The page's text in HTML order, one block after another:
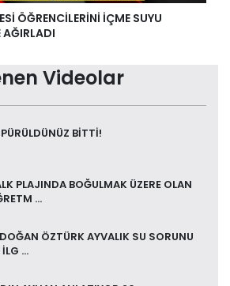
ÖĞRENCİLERİNİ İÇME SUYU
AĞIRLADI
Videolar
BİTTİ!
PLAJINDA BOĞULMAK ÜZERE OLAN
...
ÖZTÜRK AYVALIK SU SORUNU
İLG ...